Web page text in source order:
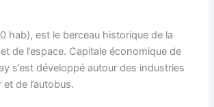
hab), est le berceau historique de la
de l’espace. Capitale économique de
s’est développé autour des industries
de l’autobus.